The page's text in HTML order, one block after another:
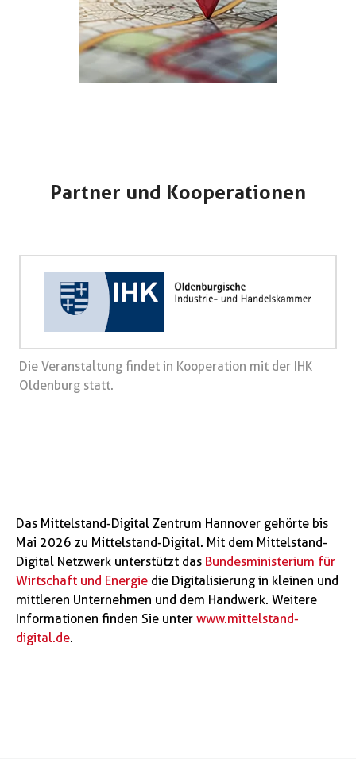
Partner und Kooperationen
Die Veranstaltung findet in Kooperation mit der IHK
Oldenburg statt.
Das Mittelstand-Digital Zentrum Hannover gehörte bis
Mai 2026 zu Mittelstand-Digital. Mit dem Mittelstand-
Digital Netzwerk unterstützt das Bundesministerium für
Wirtschaft und Energie die Digitalisierung in kleinen und
mittleren Unternehmen und dem Handwerk. Weitere
Informationen finden Sie unter www.mittelstand-
digital.de.